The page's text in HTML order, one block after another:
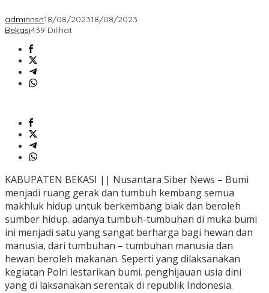
adminnsn18/08/202318/08/2023
Bekasi439 Dilihat
KABUPATEN BEKASI || Nusantara Siber News – Bumi
menjadi ruang gerak dan tumbuh kembang semua
makhluk hidup untuk berkembang biak dan beroleh
sumber hidup. adanya tumbuh-tumbuhan di muka bumi
ini menjadi satu yang sangat berharga bagi hewan dan
manusia, dari tumbuhan – tumbuhan manusia dan
hewan beroleh makanan. Seperti yang dilaksanakan
kegiatan Polri lestarikan bumi. penghijauan usia dini
yang di laksanakan serentak di republik Indonesia.